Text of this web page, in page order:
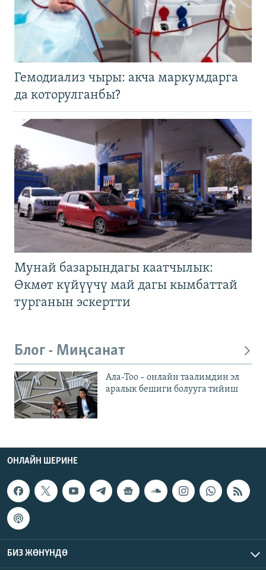
Гемодиализ чыры: акча маркумдарга
да которулганбы?
Мунай базарындагы каатчылык:
Өкмөт күйүүчү май дагы кымбаттай
турганын эскертти
Блог - Миңсанат
Ала-Тоо – онлайн таалимдин эл
аралык бешиги болууга тийиш
ОНЛАЙН ШЕРИНЕ
БИЗ ЖӨНҮНДӨ